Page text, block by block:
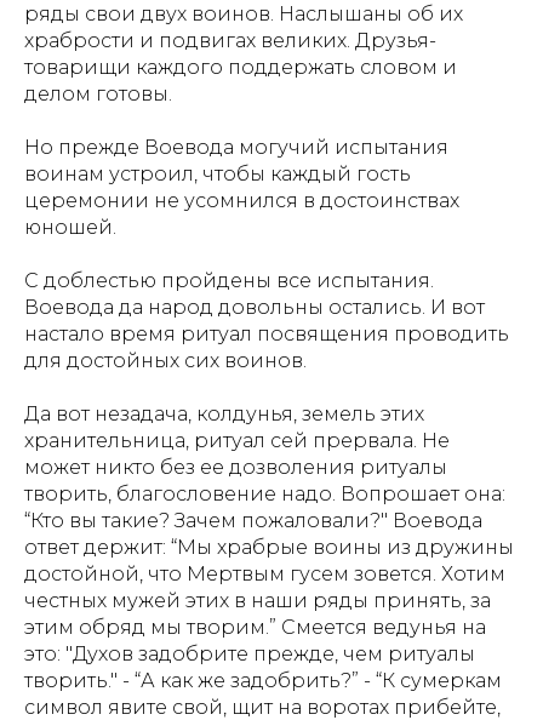
ряды свои двух воинов. Наслышаны об их
храбрости и подвигах великих. Друзья-
товарищи каждого поддержать словом и
делом готовы.
Но прежде Воевода могучий испытания
воинам устроил, чтобы каждый гость
церемонии не усомнился в достоинствах
юношей.
С доблестью пройдены все испытания.
Воевода да народ довольны остались. И вот
настало время ритуал посвящения проводить
для достойных сих воинов.
Да вот незадача, колдунья, земель этих
хранительница, ритуал сей прервала. Не
может никто без ее дозволения ритуалы
творить, благословение надо. Вопрошает она:
“Кто вы такие? Зачем пожаловали?" Воевода
ответ держит: “Мы храбрые воины из дружины
достойной, что Мертвым гусем зовется. Хотим
честных мужей этих в наши ряды принять, за
этим обряд мы творим.” Смеется ведунья на
это: "Духов задобрите прежде, чем ритуалы
творить." - “А как же задобрить?” - “К сумеркам
символ явите свой, щит на воротах прибейте,